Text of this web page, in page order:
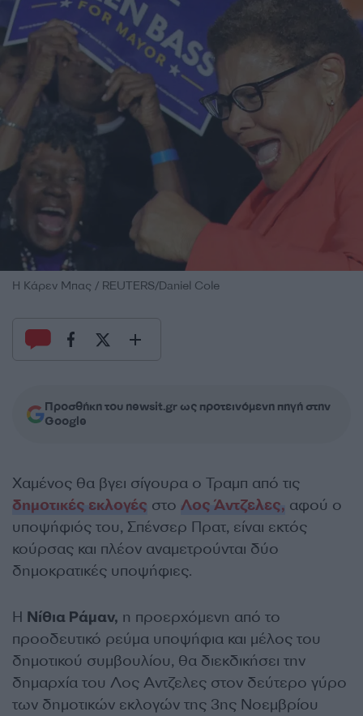
Η Κάρεν Μπας / REUTERS/Daniel Cole
Προσθήκη του newsit.gr ως προτεινόμενη πηγή στην
Google
Χαμένος θα βγει σίγουρα ο Τραμπ από τις
δημοτικές εκλογές στο Λος Άντζελες, αφού ο
υποψήφιός του, Σπένσερ Πρατ, είναι εκτός
κούρσας και πλέον αναμετρούνται δύο
δημοκρατικές υποψήφιες.
Η Νίθια Ράμαν, η προερχόμενη από το
προοδευτικό ρεύμα υποψήφια και μέλος του
δημοτικού συμβουλίου, θα διεκδικήσει την
δημαρχία του Λος Αντζελες στον δεύτερο γύρο
των δημοτικών εκλογών της 3ης Νοεμβρίου